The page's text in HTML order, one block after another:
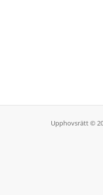
Upphovsrätt ©